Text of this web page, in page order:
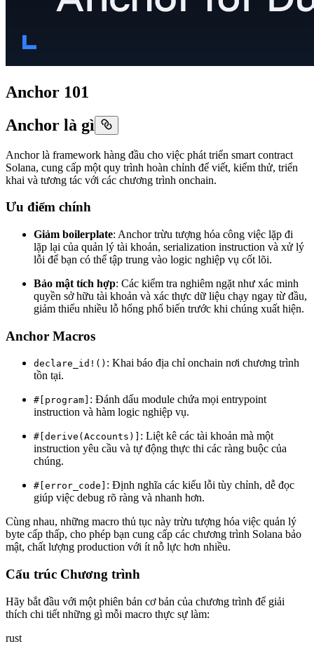
Anchor 101
Anchor là gì
Anchor là framework hàng đầu cho việc phát triển smart contract
Solana, cung cấp một quy trình hoàn chỉnh để viết, kiểm thử, triển
khai và tương tác với các chương trình onchain.
Ưu điểm chính
Giảm boilerplate: Anchor trừu tượng hóa công việc lặp đi
lặp lại của quản lý tài khoản, serialization instruction và xử lý
lỗi để bạn có thể tập trung vào logic nghiệp vụ cốt lõi.
Bảo mật tích hợp: Các kiểm tra nghiêm ngặt như xác minh
quyền sở hữu tài khoản và xác thực dữ liệu chạy ngay từ đầu,
giảm thiểu nhiều lỗ hổng phổ biến trước khi chúng xuất hiện.
Anchor Macros
declare_id!() : Khai báo địa chỉ onchain nơi chương trình
tồn tại.
#[program] : Đánh dấu module chứa mọi entrypoint
instruction và hàm logic nghiệp vụ.
#[derive(Accounts)] : Liệt kê các tài khoản mà một
instruction yêu cầu và tự động thực thi các ràng buộc của
chúng.
#[error_code] : Định nghĩa các kiểu lỗi tùy chỉnh, dễ đọc
giúp việc debug rõ ràng và nhanh hơn.
Cùng nhau, những macro thủ tục này trừu tượng hóa việc quản lý
byte cấp thấp, cho phép bạn cung cấp các chương trình Solana bảo
mật, chất lượng production với ít nỗ lực hơn nhiều.
Cấu trúc Chương trình
Hãy bắt đầu với một phiên bản cơ bản của chương trình để giải
thích chi tiết những gì mỗi macro thực sự làm:
rust